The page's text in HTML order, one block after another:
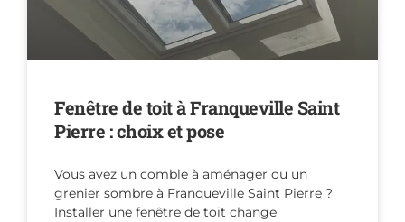
Fenêtre de toit à Franqueville Saint
Pierre : choix et pose
Vous avez un comble à aménager ou un
grenier sombre à Franqueville Saint Pierre ?
Installer une fenêtre de toit change